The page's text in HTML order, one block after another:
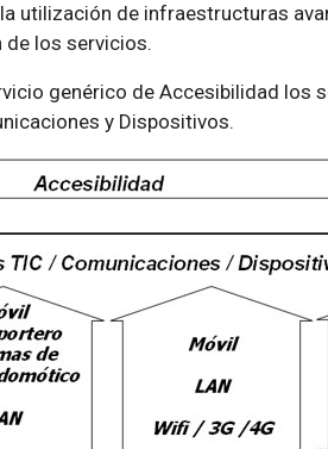
utilización de infraestructuras
de los servicios.
genérico de Accesibilidad los
y Dispositivos.